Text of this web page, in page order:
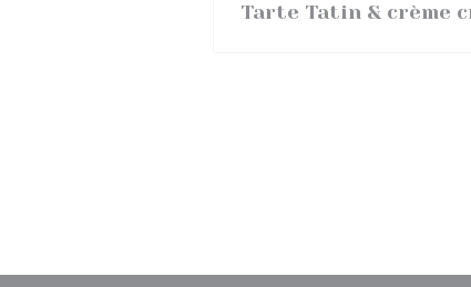
Tarte Tatin & crème